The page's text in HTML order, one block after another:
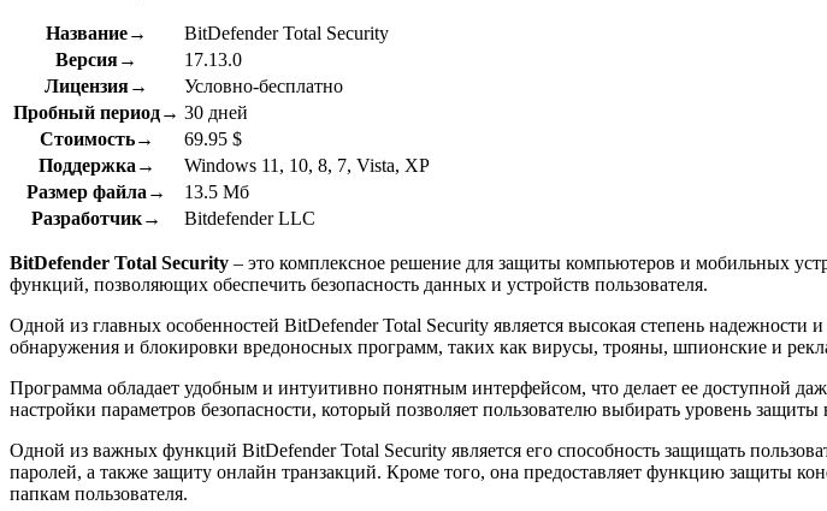
Название→
BitDefender Total Security
Версия→
17.13.0
Лицензия→
Условно-бесплатно
Пробный период→ 30 дней
Стоимость→
69.95 $
Поддержка→
Windows 11, 10, 8, 7, Vista, XP
Размер файла→
13.5 Мб
Разработчик→
Bitdefender LLC
BitDefender Total Security – это комплексное решение для защиты компьютеров и мобильных
функций, позволяющих обеспечить безопасность данных и устройств пользователя.
Одной из главных особенностей BitDefender Total Security является высокая степень
обнаружения и блокировки вредоносных программ, таких как вирусы, трояны, шпионские и
Программа обладает удобным и интуитивно понятным интерфейсом, что делает ее доступной
настройки параметров безопасности, который позволяет пользователю выбирать уровень защиты
Одной из важных функций BitDefender Total Security является его способность защищать
паролей, а также защиту онлайн транзакций. Кроме того, она предоставляет функцию защиты
папкам пользователя.